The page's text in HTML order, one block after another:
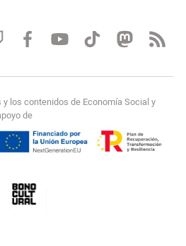
los contenidos de Economía Social y
de